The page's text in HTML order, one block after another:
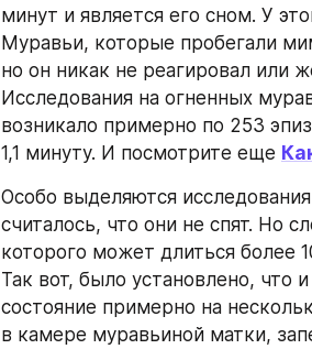
минут и является его сном. У
Муравьи, которые пробегали
но он никак не реагировал или
Исследования на огненных
возникало примерно по 253
1,1 минуту. И посмотрите еще
Особо выделяются
считалось, что они не спят. Но
которого может длиться более
Так вот, было установлено, что
состояние примерно на
в камере муравьиной матки,